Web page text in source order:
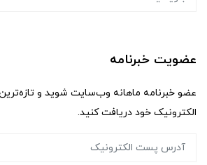
عضویت خبرنامه
عضو خبرنامه ماهانه وب‌سایت شوید و
الکترونیک خود دریافت کنید.